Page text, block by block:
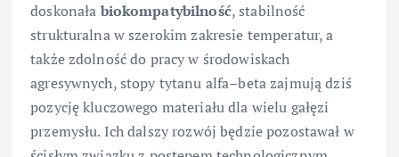
doskonała biokompatybilność, stabilność
strukturalna w szerokim zakresie temperatur, a
także zdolność do pracy w środowiskach
agresywnych, stopy tytanu alfa–beta zajmują dziś
pozycję kluczowego materiału dla wielu gałęzi
przemysłu. Ich dalszy rozwój będzie pozostawał w